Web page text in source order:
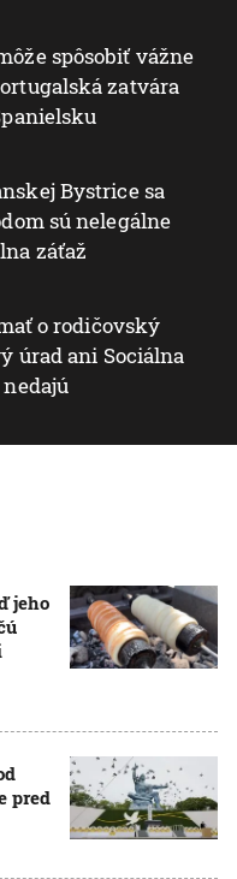
spôsobiť vážne
zatvára
Bystrice sa
sú nelegálne
záťaž
o rodičovský
úrad ani Sociálna
jeho
pred